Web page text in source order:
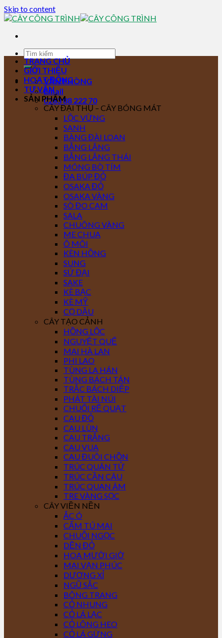
Skip to content
VĂN PHÒNG
Email
0283 88 222 70
TRANG CHỦ
GIỚI THIỆU
HOẠT ĐỘNG
TƯ VẤN
SẢN PHẨM
CÂY ĐẠI THỤ – CÂY BÓNG MÁT
LỘC VỪNG
SANH
BÀNG ĐÀI LOAN
BẰNG LĂNG
BẰNG LĂNG THÁI
MÓNG BÒ TÍM
ĐA BÚP ĐỎ
OSAKA ĐỎ
OSAKA VÀNG
SÒ ĐO CAM
SALA
CHUÔNG VÀNG
ME CHUA
Ô MÔI
KÈN HỒNG
SUNG
SỨ ĐẠI
SAKE
KÈ BẠC
KÈ MỸ
CỌ DẦU
CÂY TẠO CẢNH
HỒNG LỘC
NGUYỆT QUẾ
MAI HÀ LAN
PHI LAO
TÙNG LA HÁN
TÙNG BÁCH TÁN
TRẮC BÁCH DIỆP
PHÁT TÀI NÚI
CHUỐI RẼ QUẠT
CAU ĐỎ
CAU LÙN
CAU TRẮNG
CAU VUA
CAU ĐUÔI CHỒN
TRÚC QUÂN TỬ
TRÚC CẦN CÂU
TRÚC QUAN ÂM
TRE VÀNG SỌC
CÂY VIỀN NỀN
ẮC Ó
CẨM TÚ MAI
CHUỖI NGỌC
DỀN ĐỎ
HOA MƯỜI GIỜ
MAI VẠN PHÚC
DƯƠNG XỈ
NGŨ SẮC
BÔNG TRANG
CỎ NHUNG
CỎ LÁ LẠC
CỎ LÔNG HEO
CỎ LÁ GỪNG